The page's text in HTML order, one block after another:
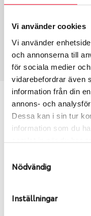
Vi använder cookies
Vi använder
och annonserna till
för sociala medier
vidarebefordrar även
information från din
annons- och
Dessa kan i sin tur
information som du
Nödvändig
Inställningar
Fälg PV/C LM
40
Centre Diameter
108
Passar
Ange
Ibland kan fälgen
inte vara samma